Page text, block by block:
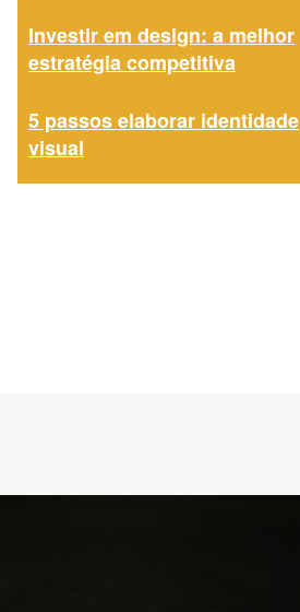
Investir em design: a melhor
estratégia competitiva
5 passos elaborar identidade
visual